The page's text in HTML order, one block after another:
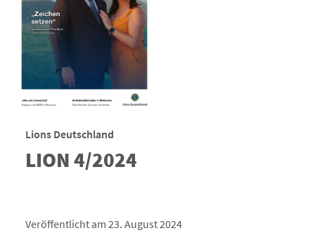
Lions Deutschland
LION 4/2024
Veröffentlicht am 23. August 2024